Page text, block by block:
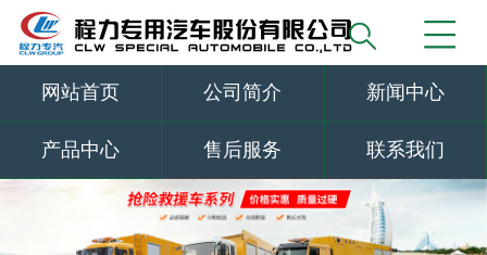
网站首页 公司简介 新闻中心
产品中心 售后服务 联系我们